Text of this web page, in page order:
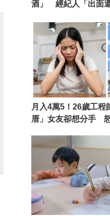
酒」 經紀人「出面
月入4萬5！26歲工程
厝」女友卻想分手